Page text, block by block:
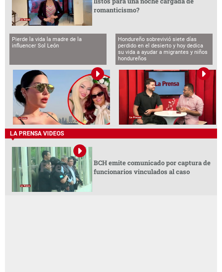
romanticismo?
Pierde la vida la madre de la
influencer Sol León
Hondureño sobrevivió siete días
perdido en el desierto y hoy dedica
su vida a ayudar a migrantes y niños
hondureños
LA PRENSA VIDEOS
BCH emite comunicado por captura de
funcionarios vinculados al caso